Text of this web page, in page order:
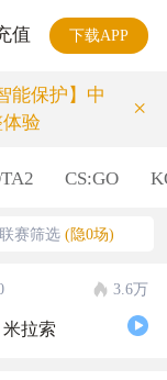
值 下载APP
能保护】中
验
×
CS:GO
联赛筛选 (隐0场)
3.6万
米拉索